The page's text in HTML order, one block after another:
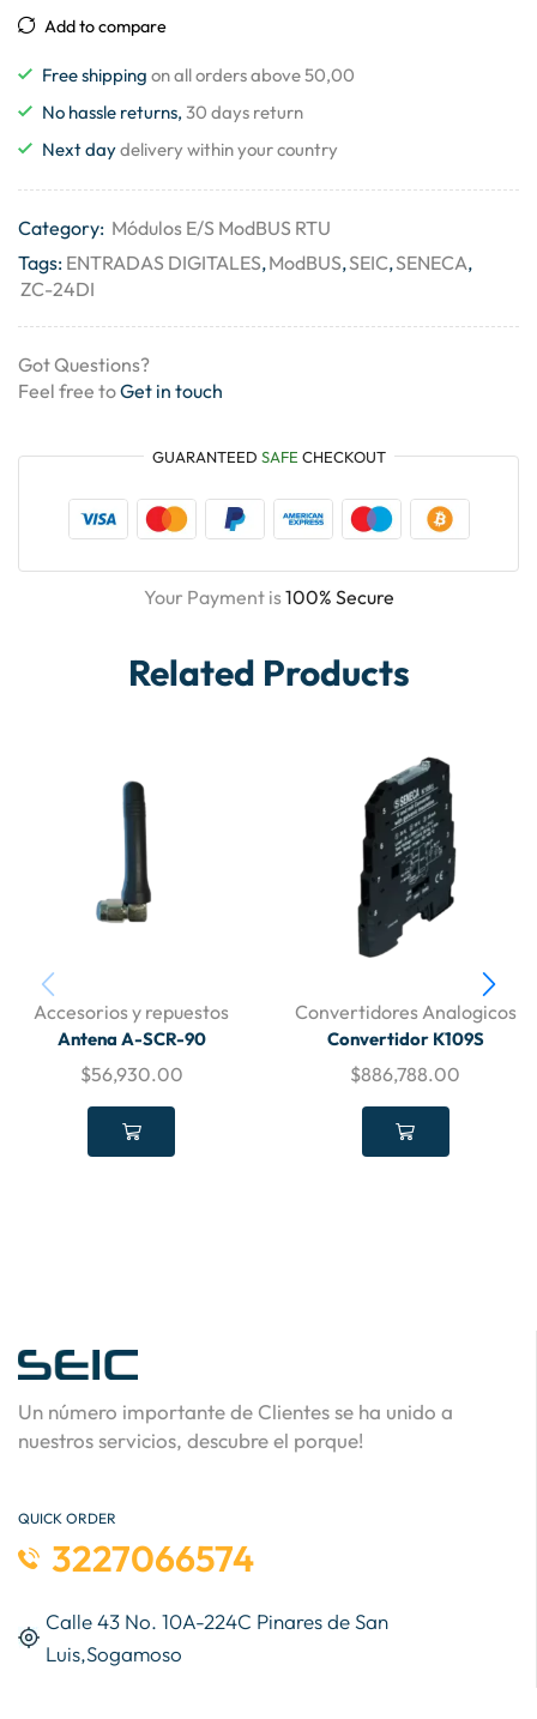
Add to compare
Free shipping on all orders above 50,00
No hassle returns, 30 days return
Next daydelivery within your country
Category: Módulos E/S ModBUS RTU
Tags: ENTRADAS DIGITALES,ModBUS,SEIC,SENECA,
ZC-24DI
Got Questions?
Feel free toGet in touch
GUARANTEED SAFE CHECKOUT
Your Payment is100% Secure
Related Products
Accesorios y repuestos
Antena A-SCR-90
$56,930.00
Convertidores Analogicos
Convertidor K109S
$886,788.00
Un número importante de Clientes se ha unido a
nuestros servicios, descubre el porque!
QUICK ORDER
3227066574
Calle 43 No. 10A-224C Pinares de San
Luis,Sogamoso